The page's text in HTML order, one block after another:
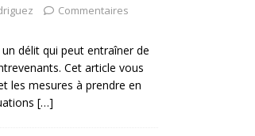
Commentaires
délit qui peut entraîner de
Cet article vous
les mesures à prendre en
[…]